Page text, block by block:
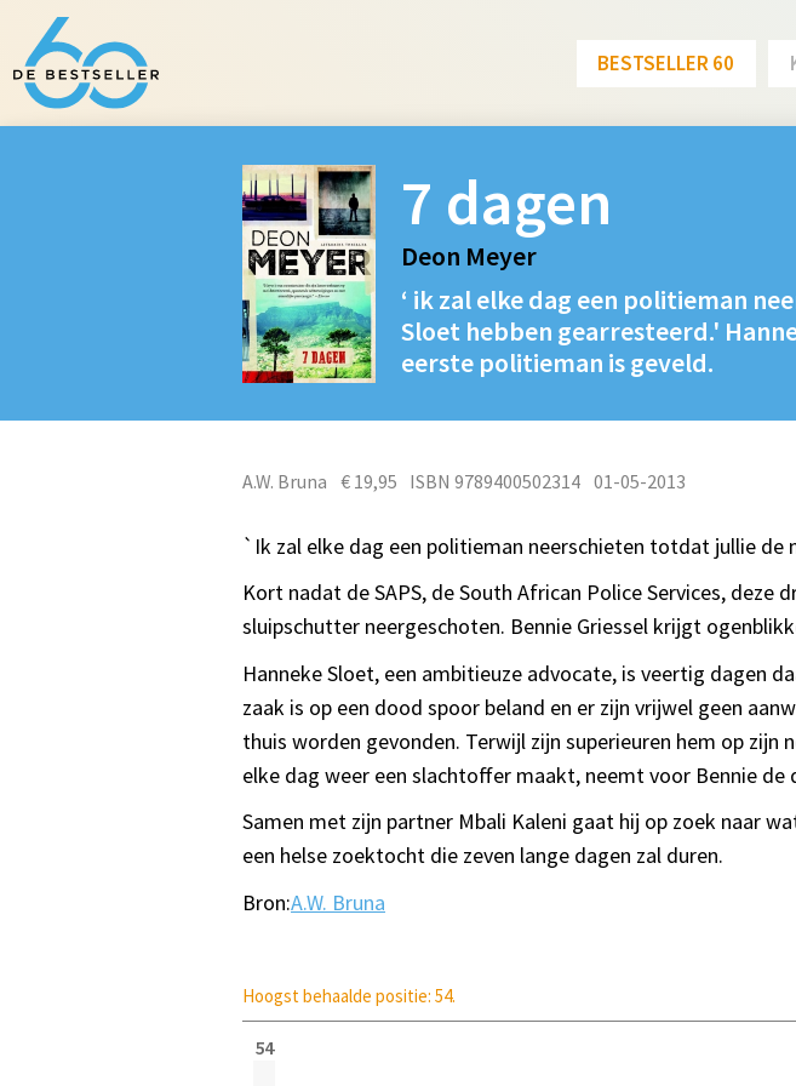
BESTSELLER 60
7 dagen
Deon Meyer
‘ ik zal elke dag een politieman
Sloet hebben gearresteerd.'
eerste politieman is geveld.
A.W. Bruna € 19,95 ISBN 9789400502314 01-05-2013
`Ik zal elke dag een politieman neerschieten totdat jullie de
Kort nadat de SAPS, de South African Police Services,
sluipschutter neergeschoten. Bennie Griessel krijgt
Hanneke Sloet, een ambitieuze advocate, is veertig dagen
zaak is op een dood spoor beland en er zijn vrijwel geen
thuis worden gevonden. Terwijl zijn superieuren hem op
elke dag weer een slachtoffer maakt, neemt voor Bennie de
Samen met zijn partner Mbali Kaleni gaat hij op zoek naar
een helse zoektocht die zeven lange dagen zal duren.
Bron:A.W. Bruna
Hoogst behaalde positie: 54.
54